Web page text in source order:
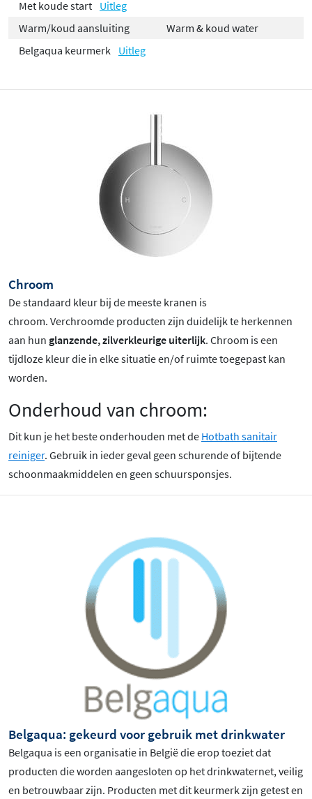
Met koude start Uitleg
Warm/koud aansluiting
Warm & koud water
Belgaqua keurmerk Uitleg
Chroom
De standaard kleur bij de meeste kranen is
chroom. Verchroomde producten zijn duidelijk te herkennen
aan hun glanzende, zilverkleurige uiterlijk. Chroom is een
tijdloze kleur die in elke situatie en/of ruimte toegepast kan
worden.
Onderhoud van chroom:
Dit kun je het beste onderhouden met de Hotbath sanitair
reiniger. Gebruik in ieder geval geen schurende of bijtende
schoonmaakmiddelen en geen schuursponsjes.
Belgaqua: gekeurd voor gebruik met drinkwater
Belgaqua is een organisatie in België die erop toeziet dat
producten die worden aangesloten op het drinkwaternet, veilig
en betrouwbaar zijn. Producten met dit keurmerk zijn getest en